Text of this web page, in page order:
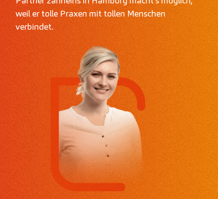
weil er tolle Praxen mit tollen Menschen
verbindet.